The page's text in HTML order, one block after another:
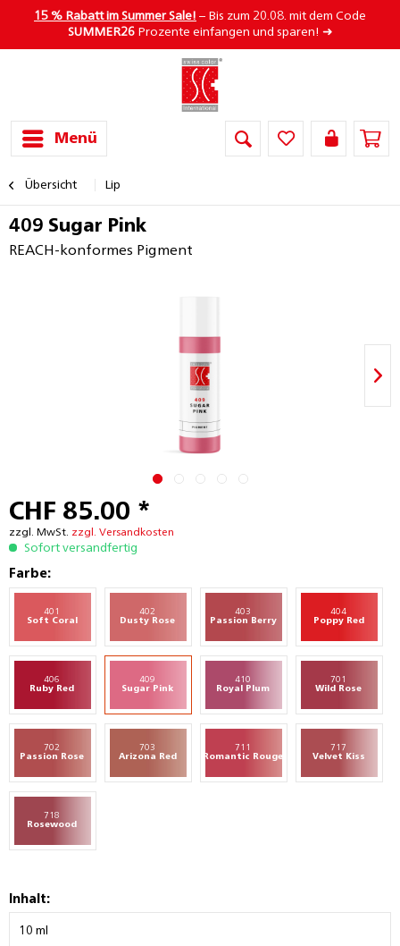
15 % Rabatt im Summer Sale! – Bis zum 20.08. mit dem Code
SUMMER26Prozente einfangen und sparen! ➜
Menü
Übersicht Lip
409 Sugar Pink
REACH-konformes Pigment
CHF 85.00 *
zzgl. MwSt. zzgl. Versandkosten
Sofort versandfertig
Farbe:
401
Soft Coral
402
Dusty Rose
403
Passion Berry
404
Poppy Red
406
Ruby Red
409
Sugar Pink
410
Royal Plum
701
Wild Rose
702
Passion Rose
703
Arizona Red
711
Romantic Rouge
717
Velvet Kiss
718
Rosewood
Inhalt: